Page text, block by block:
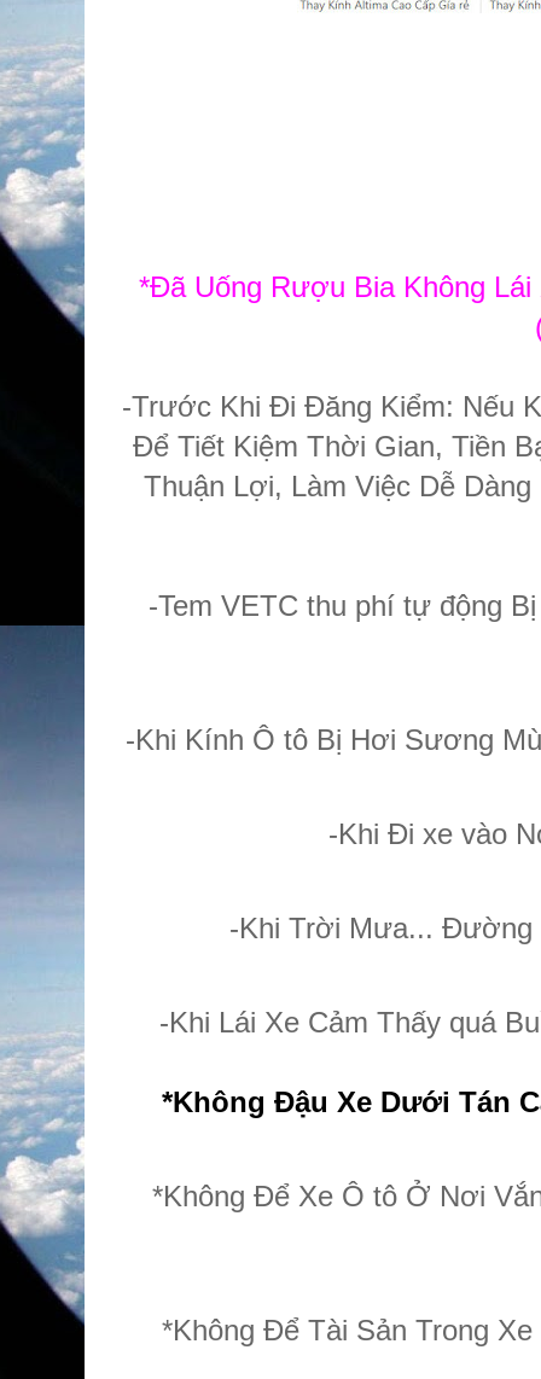
*Đã Uống Rượu Bia Không
-Trước Khi Đi Đăng Kiểm: Nếu
Để Tiết Kiệm Thời Gian, Tiền
Thuận Lợi, Làm Việc Dễ
-Tem VETC thu phí tự động
-Khi Kính Ô tô Bị Hơi Sương
-Khi Đi xe vào
-Khi Trời Mưa... Đường
-Khi Lái Xe Cảm Thấy quá
*Không Đậu Xe Dưới Tán
*Không Để Xe Ô tô Ở Nơi
*Không Để Tài Sản Trong